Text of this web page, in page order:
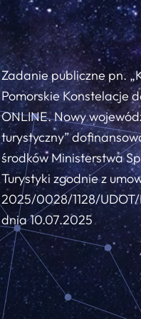
Zadanie publiczne pn.
Pomorskie Konstelacje
ONLINE. Nowy
turystyczny”
środków Ministerstwa
Turystyki zgodnie z
2025/0028/1128/
dnia 10.07.2025